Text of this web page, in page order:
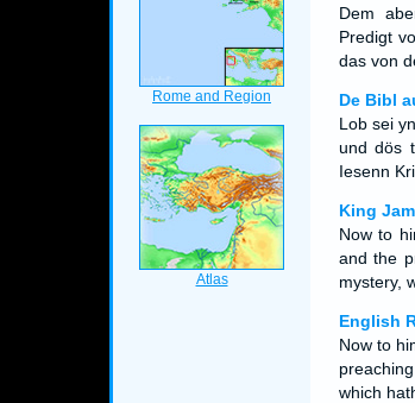
Dem
Predigt
das von
De Bibl
Lob sei
und dös
Iesenn
King
Now to
and the
mystery,
English
Now to
which